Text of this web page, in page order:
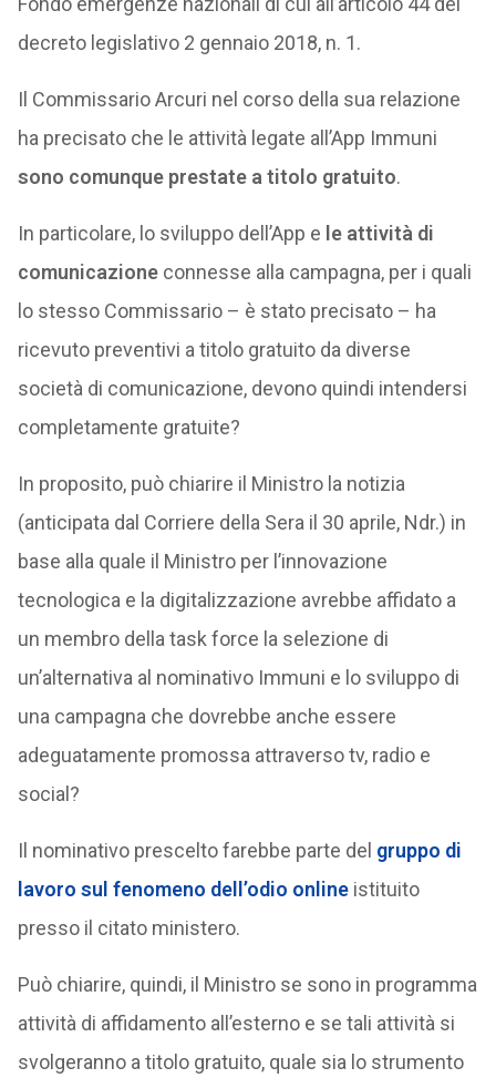
decreto legislativo 2 gennaio 2018, n. 1.
Il Commissario Arcuri nel corso della sua relazione
ha precisato che le attività legate all’App Immuni
sono comunque prestate a titolo gratuito.
In particolare, lo sviluppo dell’App e le attività di
comunicazioneconnesse alla campagna, per i quali
lo stesso Commissario – è stato precisato – ha
ricevuto preventivi a titolo gratuito da diverse
società di comunicazione, devono quindi intendersi
completamente gratuite?
In proposito, può chiarire il Ministro la notizia
(anticipata dal Corriere della Sera il 30 aprile, Ndr.) in
base alla quale il Ministro per l’innovazione
tecnologica e la digitalizzazione avrebbe affidato a
un membro della task force la selezione di
un’alternativa al nominativo Immuni e lo sviluppo di
una campagna che dovrebbe anche essere
adeguatamente promossa attraverso tv, radio e
social?
Il nominativo prescelto farebbe parte del gruppo di
lavoro sul fenomeno dell’odio onlineistituito
presso il citato ministero.
Può chiarire, quindi, il Ministro se sono in programma
attività di affidamento all’esterno e se tali attività si
svolgeranno a titolo gratuito, quale sia lo strumento